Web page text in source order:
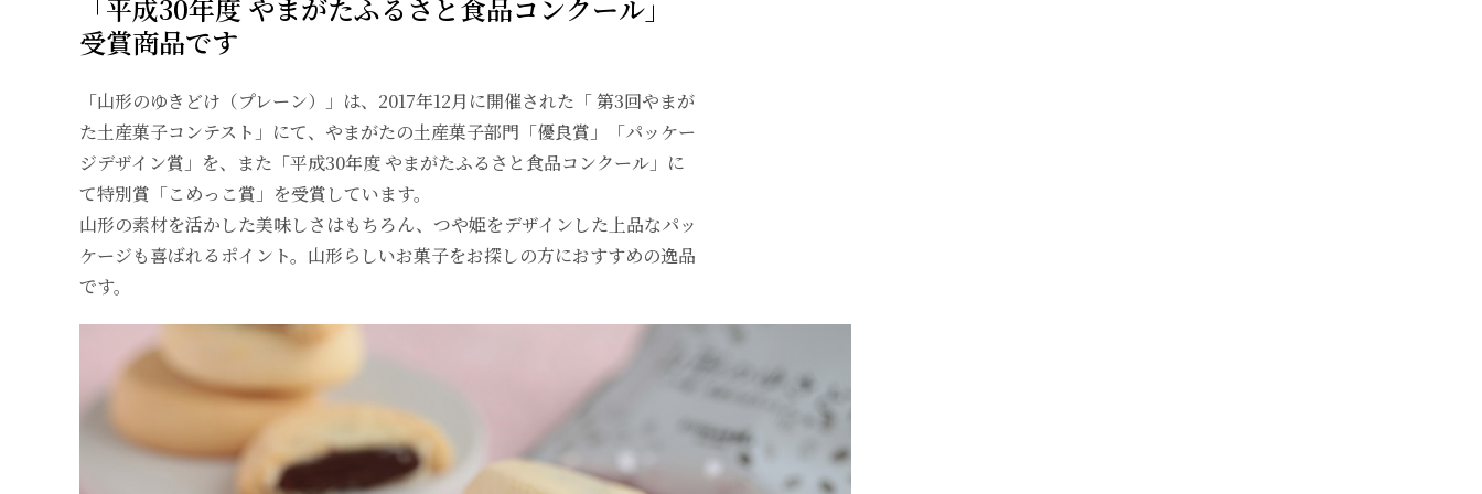
「平成30年度 やまがたふるさと食品コンクール」
受賞商品です
「山形のゆきどけ（プレーン）」は、2017年12月に開催された「 第3回やまが
た土産菓子コンテスト」にて、やまがたの土産菓子部門「優良賞」「パッケー
ジデザイン賞」を、また「平成30年度 やまがたふるさと食品コンクール」に
て特別賞「こめっこ賞」を受賞しています。
山形の素材を活かした美味しさはもちろん、つや姫をデザインした上品なパッ
ケージも喜ばれるポイント。山形らしいお菓子をお探しの方におすすめの逸品
です。